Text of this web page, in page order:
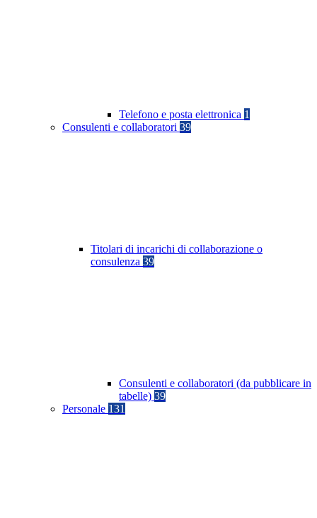
Telefono e posta elettronica 1
Consulenti e collaboratori 39
Titolari di incarichi di collaborazione o
consulenza 39
Consulenti e collaboratori (da pubblicare in
tabelle) 39
Personale 131